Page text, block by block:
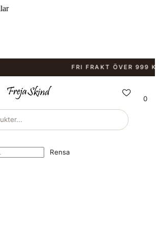
FRI FRAKT ÖVER 999 KR.
Rensa
0